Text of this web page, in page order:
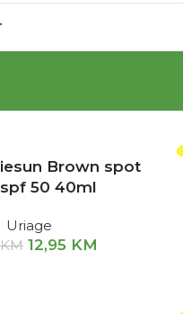
Brown spot
50 40ml
Uriage
KM 12,95 KM